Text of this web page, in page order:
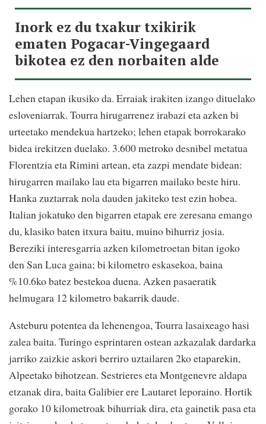
Inork ez du txakur txikirik
ematen Pogacar-Vingegaard
bikotea ez den norbaiten alde
Lehen etapan ikusiko da. Erraiak irakiten izango dituelako
esloveniarrak. Tourra hirugarrenez irabazi eta azken bi
urteetako mendekua hartzeko; lehen etapak borrokarako
bidea irekitzen duelako. 3.600 metroko desnibel metatua
Florentzia eta Rimini artean, eta zazpi mendate bidean:
hirugarren mailako lau eta bigarren mailako beste hiru.
Hanka zuztarrak nola dauden jakiteko test ezin hobea.
Italian jokatuko den bigarren etapak ere zeresana emango
du, klasiko baten itxura baitu, muino bihurriz josia.
Bereziki interesgarria azken kilometroetan bitan igoko
den San Luca gaina; bi kilometro eskasekoa, baina
%10.6ko batez bestekoa duena. Azken pasaeratik
helmugara 12 kilometro bakarrik daude.
Asteburu potentea da lehenengoa, Tourra lasaixeago hasi
zalea baita. Turingo esprintaren ostean azkazalak dardarka
jarriko zaizkie askori berriro uztailaren 2ko etaparekin,
Alpeetako bihotzean. Sestrieres eta Montgenevre aldapa
etzanak dira, baita Galibier ere Lautaret leporaino. Hortik
gorako 10 kilometroak bihurriak dira, eta gainetik pasa eta